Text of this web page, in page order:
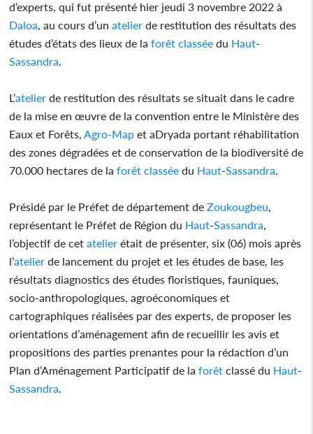
d’experts, qui fut présenté hier jeudi 3 novembre 2022 à
Daloa, au cours d’unatelier de restitution des résultats des
études d’états des lieux de laforêt classée du Haut-
Sassandra.
L’atelier de restitution des résultats se situait dans le cadre
de la mise en œuvre de la convention entre le Ministère des
Eaux et Forêts,Agro-Map et aDryada portant réhabilitation
des zones dégradées et de conservation de la biodiversité de
70.000 hectares de laforêt classée du Haut-Sassandra.
Présidé par le Préfet de département deZoukougbeu,
représentant le Préfet de Région du Haut-Sassandra,
l’objectif de cetatelier était de présenter, six (06) mois après
l’atelier de lancement du projet et les études de base, les
résultats diagnostics des études floristiques, fauniques,
socio-anthropologiques, agroéconomiques et
cartographiques réalisées par des experts, de proposer les
orientations d’aménagement afin de recueillir les avis et
propositions des parties prenantes pour la rédaction d’un
Plan d’Aménagement Participatif de laforêt classé du Haut-
Sassandra.